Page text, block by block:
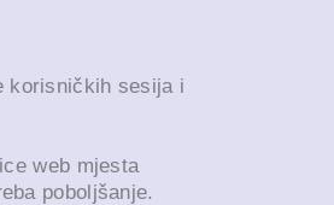
korisničkih sesija i
web mjesta
poboljšanje.